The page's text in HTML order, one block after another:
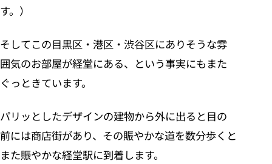
す。）
そしてこの目黒区・港区・渋谷区にありそうな雰
囲気のお部屋が経堂にある、という事実にもまた
ぐっときています。
パリッとしたデザインの建物から外に出ると目の
前には商店街があり、その賑やかな道を数分歩くと
また賑やかな経堂駅に到着します。